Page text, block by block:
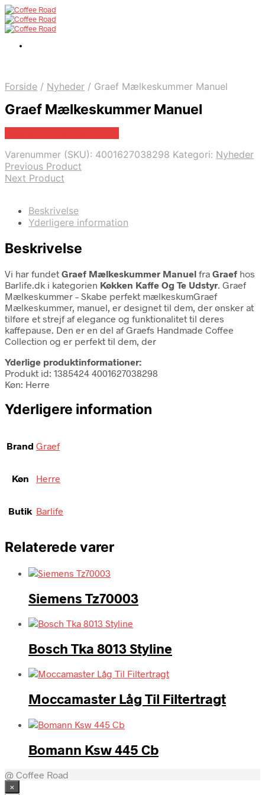
Forside / Nyheder / Graef Mælkeskummer Manuel
Graef Mælkeskummer Manuel
Varenummer (SKU): 4001627038298 Kategori: Nyheder
Previous Product
Next Product
Beskrivelse
Yderligere information
Beskrivelse
Vi har fundet Graef Mælkeskummer Manuel fra Graef hos
Barlife.dk i kategorien Køkken Kaffe Og Te Udstyr. Graef
Mælkeskummer – Skabe perfekt mælkeskumGraef
Mælkeskummer, manuel, er designet til dem, der ønsker at
tilføre et strejf af elegance og funktionalitet til deres
kaffepause. Den er en del af Graefs Handmade Coffee
Collection og er perfekt til dem, der
Yderlige produktinformationer:
Produkt id: 1385424 4001627038298
Køn: Herre
Yderligere information
Brand Graef
Køn Herre
Butik Barlife
Relaterede varer
Siemens Tz70003
Bosch Tka 8013 Styline
Moccamaster Låg Til Filtertragt
Bomann Ksw 445 Cb
@ Coffee Road
×